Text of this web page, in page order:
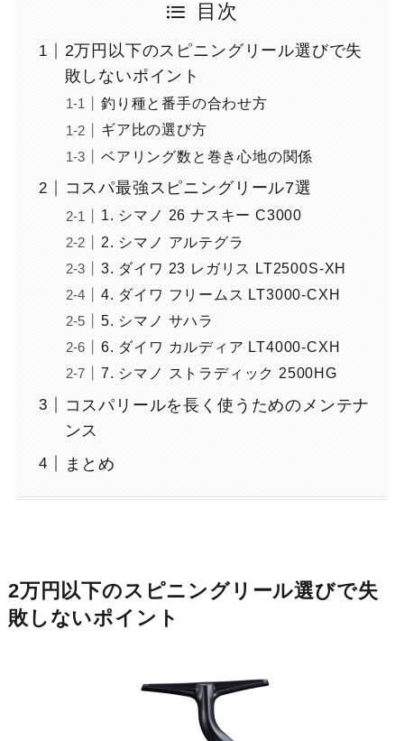
目次
2万円以下のスピニングリール選びで失
敗しないポイント
釣り種と番手の合わせ方
ギア比の選び方
ベアリング数と巻き心地の関係
コスパ最強スピニングリール7選
1. シマノ 26 ナスキー C3000
2. シマノ アルテグラ
3. ダイワ 23 レガリス LT2500S-XH
4. ダイワ フリームス LT3000-CXH
5. シマノ サハラ
6. ダイワ カルディア LT4000-CXH
7. シマノ ストラディック 2500HG
コスパリールを長く使うためのメンテナ
ンス
まとめ
2万円以下のスピニングリール選びで失
敗しないポイント